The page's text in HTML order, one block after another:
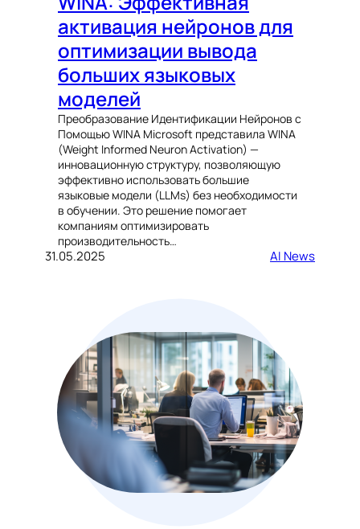
активация нейронов для
оптимизации вывода
больших языковых
моделей
Преобразование Идентификации Нейронов с
Помощью WINA Microsoft представила WINA
(Weight Informed Neuron Activation) —
инновационную структуру, позволяющую
эффективно использовать большие
языковые модели (LLMs) без необходимости
в обучении. Это решение помогает
компаниям оптимизировать
производительность…
31.05.2025 AI News